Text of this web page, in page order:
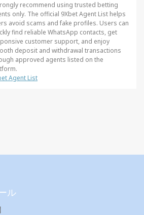
recommend using trusted betting
only. The official 9Xbet Agent List helps
avoid scams and fake profiles. Users can
find reliable WhatsApp contacts, get
customer support, and enjoy
deposit and withdrawal transactions
approved agents listed on the
Agent List
ル